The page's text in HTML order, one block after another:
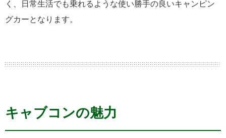
く、日常生活でも乗れるような使い勝手の良いキャンピン
グカーとなります。
キャブコンの魅力